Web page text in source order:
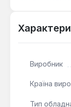
такі як вхідна
Широкий
Виробник
Країна
Тип